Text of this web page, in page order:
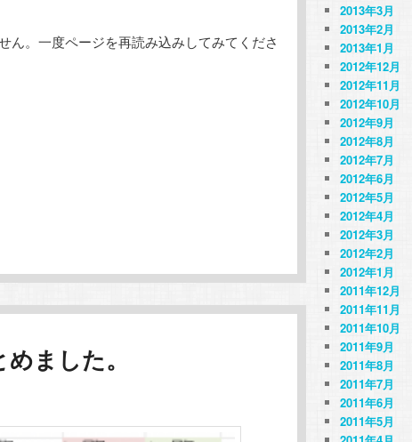
ん。一度ページを再読み込みしてみてくださ
ました。
2013年3月
2013年2月
2013年1月
2012年12月
2012年11月
2012年10月
2012年9月
2012年8月
2012年7月
2012年6月
2012年5月
2012年4月
2012年3月
2012年2月
2012年1月
2011年12月
2011年11月
2011年10月
2011年9月
2011年8月
2011年7月
2011年6月
2011年5月